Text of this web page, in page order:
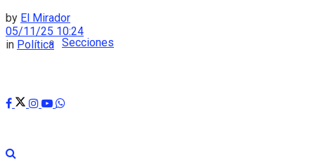
Secciones
by El Mirador
05/11/25 10:24
in Política